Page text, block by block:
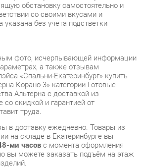
фото, исчерпывающей информации
а также отзывам
«Спальни-Екатеринбург» купить
Корано 3» категории Готовые
Альтерна с доставкой из
скидкой и гарантией от
труда.
доставку ежедневно. Товары из
на складе в Екатеринбурге вы
ми часовс момента оформления
регионы, и для товаров, находящихся
рассчитывается индивидуально.
и стоимость доставки вы можете